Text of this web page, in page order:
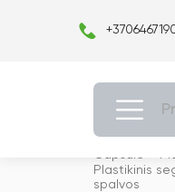
Capsulė
Plastikinis
spalvos